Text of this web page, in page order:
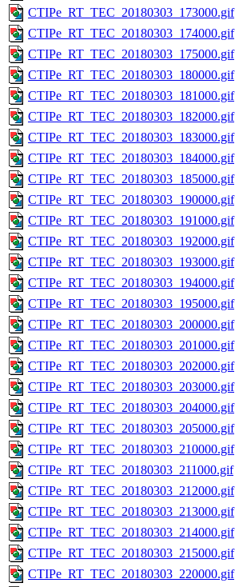
CTIPe_RT_TEC_20180303_173000.gif
CTIPe_RT_TEC_20180303_174000.gif
CTIPe_RT_TEC_20180303_175000.gif
CTIPe_RT_TEC_20180303_180000.gif
CTIPe_RT_TEC_20180303_181000.gif
CTIPe_RT_TEC_20180303_182000.gif
CTIPe_RT_TEC_20180303_183000.gif
CTIPe_RT_TEC_20180303_184000.gif
CTIPe_RT_TEC_20180303_185000.gif
CTIPe_RT_TEC_20180303_190000.gif
CTIPe_RT_TEC_20180303_191000.gif
CTIPe_RT_TEC_20180303_192000.gif
CTIPe_RT_TEC_20180303_193000.gif
CTIPe_RT_TEC_20180303_194000.gif
CTIPe_RT_TEC_20180303_195000.gif
CTIPe_RT_TEC_20180303_200000.gif
CTIPe_RT_TEC_20180303_201000.gif
CTIPe_RT_TEC_20180303_202000.gif
CTIPe_RT_TEC_20180303_203000.gif
CTIPe_RT_TEC_20180303_204000.gif
CTIPe_RT_TEC_20180303_205000.gif
CTIPe_RT_TEC_20180303_210000.gif
CTIPe_RT_TEC_20180303_211000.gif
CTIPe_RT_TEC_20180303_212000.gif
CTIPe_RT_TEC_20180303_213000.gif
CTIPe_RT_TEC_20180303_214000.gif
CTIPe_RT_TEC_20180303_215000.gif
CTIPe_RT_TEC_20180303_220000.gif